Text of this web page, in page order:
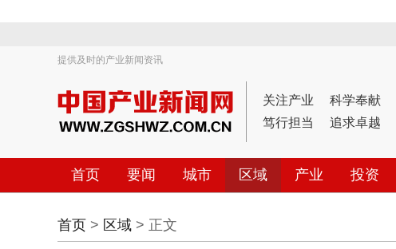
提供及时的产业新闻资讯
关注产业
科学奉献
笃行担当
追求卓越
首页 要闻 城市 区域 产业 投资
首页 > 区域 > 正文